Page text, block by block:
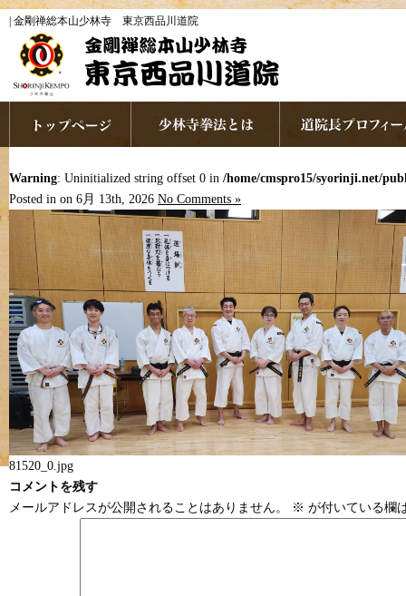
| 金剛禅総本山少林寺 東京西品川道院
Warning: Uninitialized string offset 0 in /home/cmspro15/syorinji.net/
Posted in on 6月 13th, 2026 No Comments »
81520_0.jpg
コメントを残す
メールアドレスが公開されることはありません。
※ が付いている欄